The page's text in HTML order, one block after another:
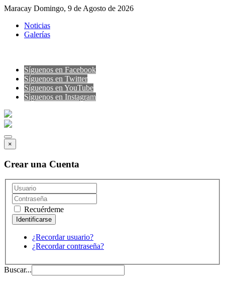
Maracay Domingo, 9 de Agosto de 2026
Noticias
Galerías
Síguenos en Facebook
Síguenos en Twitter
Síguenos en YouTube
Sìguenos en Instagram
×
Crear una Cuenta
Recuérdeme
¿Recordar usuario?
¿Recordar contraseña?
Buscar...